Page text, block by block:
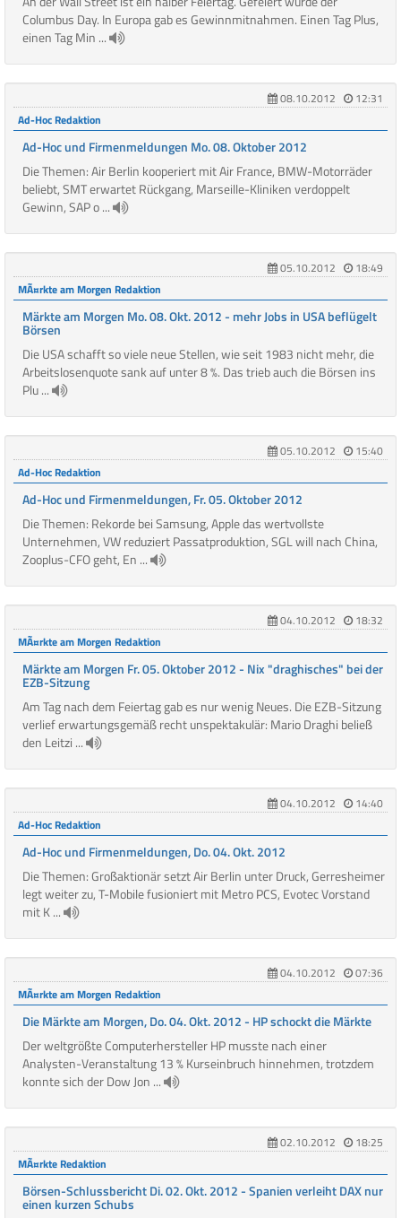
Columbus Day. In Europa gab es Gewinnmitnahmen. Einen Tag Plus,
einen Tag Min ...
08.10.2012
12:31
Ad-Hoc Redaktion
Ad-Hoc und Firmenmeldungen Mo. 08. Oktober 2012
Die Themen: Air Berlin kooperiert mit Air France, BMW-Motorräder
beliebt, SMT erwartet Rückgang, Marseille-Kliniken verdoppelt
Gewinn, SAP o ...
05.10.2012
18:49
MÃ¤rkte am Morgen Redaktion
Märkte am Morgen Mo. 08. Okt. 2012 - mehr Jobs in USA beflügelt
Börsen
Die USA schafft so viele neue Stellen, wie seit 1983 nicht mehr, die
Arbeitslosenquote sank auf unter 8 %. Das trieb auch die Börsen ins
Plu ...
05.10.2012
15:40
Ad-Hoc Redaktion
Ad-Hoc und Firmenmeldungen, Fr. 05. Oktober 2012
Die Themen: Rekorde bei Samsung, Apple das wertvollste
Unternehmen, VW reduziert Passatproduktion, SGL will nach China,
Zooplus-CFO geht, En ...
04.10.2012
18:32
MÃ¤rkte am Morgen Redaktion
Märkte am Morgen Fr. 05. Oktober 2012 - Nix "draghisches" bei der
EZB-Sitzung
Am Tag nach dem Feiertag gab es nur wenig Neues. Die EZB-Sitzung
verlief erwartungsgemäß recht unspektakulär: Mario Draghi beließ
den Leitzi ...
04.10.2012
14:40
Ad-Hoc Redaktion
Ad-Hoc und Firmenmeldungen, Do. 04. Okt. 2012
Die Themen: Großaktionär setzt Air Berlin unter Druck, Gerresheimer
legt weiter zu, T-Mobile fusioniert mit Metro PCS, Evotec Vorstand
mit K ...
04.10.2012
07:36
MÃ¤rkte am Morgen Redaktion
Die Märkte am Morgen, Do. 04. Okt. 2012 - HP schockt die Märkte
Der weltgrößte Computerhersteller HP musste nach einer
Analysten-Veranstaltung 13 % Kurseinbruch hinnehmen, trotzdem
konnte sich der Dow Jon ...
02.10.2012
18:25
MÃ¤rkte Redaktion
Börsen-Schlussbericht Di. 02. Okt. 2012 - Spanien verleiht DAX nur
einen kurzen Schubs